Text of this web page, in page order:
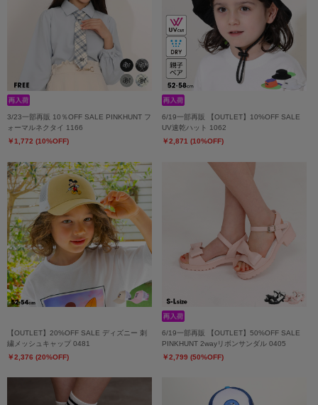
3/23一部再販 10％OFF SALE PINKHUNT フ
ォーマルネクタイ 1166
￥1,772 (10%OFF)
6/19一部再販 【OUTLET】10%OFF SALE
UV速乾ハット 1062
￥2,871 (10%OFF)
【OUTLET】20%OFF SALE ディズニー 刺
繍メッシュキャップ 0481
￥2,376 (20%OFF)
6/19一部再販 【OUTLET】50%OFF SALE
PINKHUNT 2wayリボンサンダル 0405
￥2,799 (50%OFF)